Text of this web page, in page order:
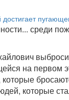
среди
на первом
которые